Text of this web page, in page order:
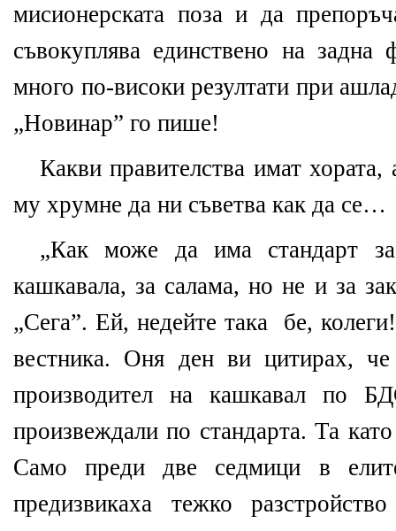
мисионерската поза и да
съвокуплява единствено на
много по-високи резултати при
„Новинар” го пише!
Какви правителства имат
му хрумне да ни съветва как да се…
„Как може да има стандарт
кашкавала, за салама, но не и за
„Сега”. Ей, недейте така бе,
вестника. Оня ден ви цитирах,
производител на кашкавал по
произвеждали по стандарта. Та
Само преди две седмици в
предизвикаха тежко